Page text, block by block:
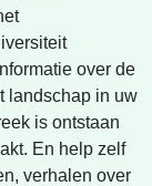
over de
landschap in uw
is ontstaan
En help zelf
verhalen over